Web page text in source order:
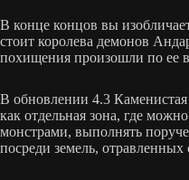
В конце концов вы
стоит королева демонов
похищения произошли по ее
В обновлении 4.3 Каменистая
как отдельная зона, где
монстрами, выполнять
посреди земель,